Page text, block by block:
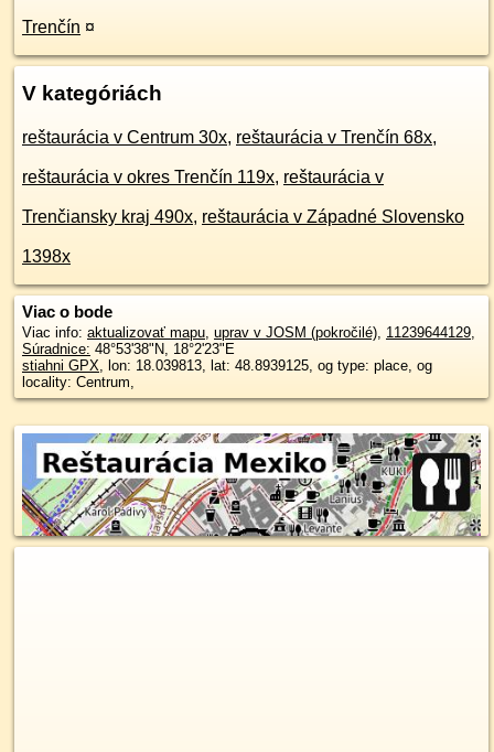
Trenčín ¤
V kategóriách
reštaurácia v Centrum 30x, reštaurácia v Trenčín 68x,
reštaurácia v okres Trenčín 119x, reštaurácia v
Trenčiansky kraj 490x, reštaurácia v Západné Slovensko
1398x
Viac o bode
Viac info: aktualizovať mapu, uprav v JOSM (pokročilé), 11239644129,
Súradnice: 48°53'38"N, 18°2'23"E
stiahni GPX, lon: 18.039813, lat: 48.8939125, og type: place, og
locality: Centrum,